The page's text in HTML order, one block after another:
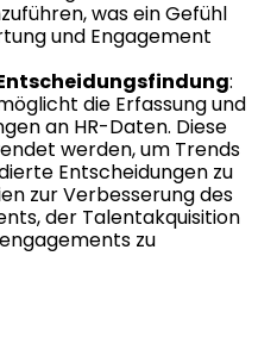
was ein Gefühl
und Engagement
:
die Erfassung und
an HR-Daten. Diese
werden, um Trends
Entscheidungen zu
zur Verbesserung des
der Talentakquisition
zu